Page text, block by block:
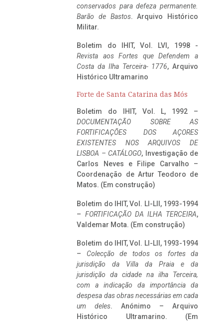
conservados para defeza permanente.
Barão de Bastos. Arquivo Histórico
Militar.
Boletim do IHIT, Vol. LVI, 1998 -
Revista aos Fortes que Defendem a
Costa da Ilha Terceira- 1776, Arquivo
Histórico Ultramarino
Forte de Santa Catarina das Mós
Boletim do IHIT, Vol. L, 1992 –
DOCUMENTAÇÃO SOBRE AS
FORTIFICAÇÕES DOS AÇORES
EXISTENTES NOS ARQUIVOS DE
LISBOA – CATÁLOGO, Investigação de
Carlos Neves e Filipe Carvalho –
Coordenação de Artur Teodoro de
Matos. (Em construção)
Boletim do IHIT, Vol. LI-LII, 1993-1994
– FORTIFICAÇÃO DA ILHA TERCEIRA,
Valdemar Mota. (Em construção)
Boletim do IHIT, Vol. LI-LII, 1993-1994
– Colecção de todos os fortes da
jurisdição da Villa da Praia e da
jurisdição da cidade na ilha Terceira,
com a indicação da importância da
despesa das obras necessárias em cada
um deles. Anónimo – Arquivo
Histórico Ultramarino. (Em